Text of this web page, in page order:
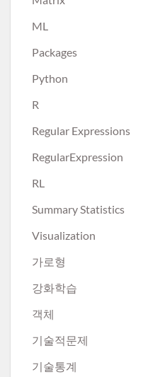
ML
Packages
Python
R
Regular Expressions
RegularExpression
RL
Summary Statistics
Visualization
가로형
강화학습
객체
기술적문제
기술통계